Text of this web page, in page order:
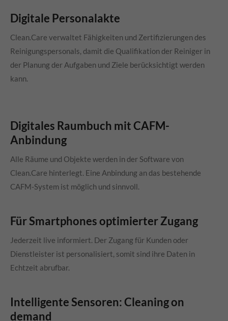
Digitale Personalakte
Clean.Care verwaltet Fähigkeiten und Zertifizierungen des
Reinigungspersonals, damit die Qualifikation der Reiniger in
der Planung der Aufgaben und Ziele berücksichtigt werden
kann.
Digitales Raumbuch mit CAFM-
Anbindung
Alle Räume und Objekte werden in der Software von
Clean.Care hinterlegt. Eine Anbindung an das bestehende
CAFM-System ist möglich und sinnvoll.
Für Smartphones optimierter Zugang
Jederzeit live informiert. Der Zugang für Kunden oder
Dienstleister ist personalisiert, somit sind ihre Daten in
Echtzeit abrufbar.
Intelligente Sensoren: Cleaning on
demand